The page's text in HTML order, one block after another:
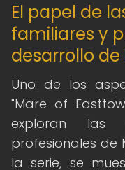
El papel de
familiares y
desarrollo de
Uno de los
"Mare of
exploran las
profesionales de
la serie, se